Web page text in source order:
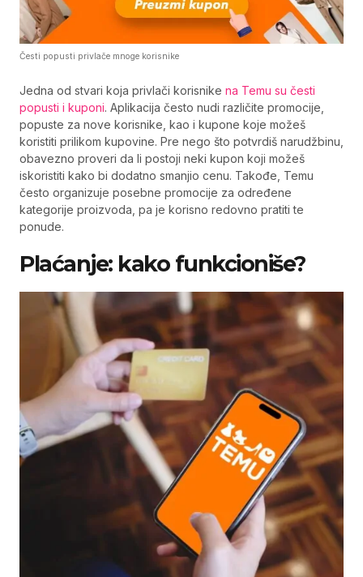
Česti popusti privlače mnoge korisnike
Jedna od stvari koja privlači korisnike na Temu su česti
popusti i kuponi. Aplikacija često nudi različite promocije,
popuste za nove korisnike, kao i kupone koje možeš
koristiti prilikom kupovine. Pre nego što potvrdiš narudžbinu,
obavezno proveri da li postoji neki kupon koji možeš
iskoristiti kako bi dodatno smanjio cenu. Takođe, Temu
često organizuje posebne promocije za određene
kategorije proizvoda, pa je korisno redovno pratiti te
ponude.
Plaćanje: kako funkcioniše?